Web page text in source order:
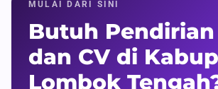
MULAI DARI SINI
Butuh Pendirian
dan CV di
Lombok